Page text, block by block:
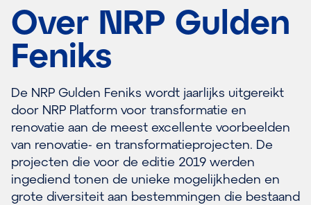
Over NRP Gulden
Feniks
De NRP Gulden Feniks wordt jaarlijks uitgereikt
door NRP Platform voor transformatie en
renovatie aan de meest excellente voorbeelden
van renovatie- en transformatieprojecten. De
projecten die voor de editie 2019 werden
ingediend tonen de unieke mogelijkheden en
grote diversiteit aan bestemmingen die bestaand